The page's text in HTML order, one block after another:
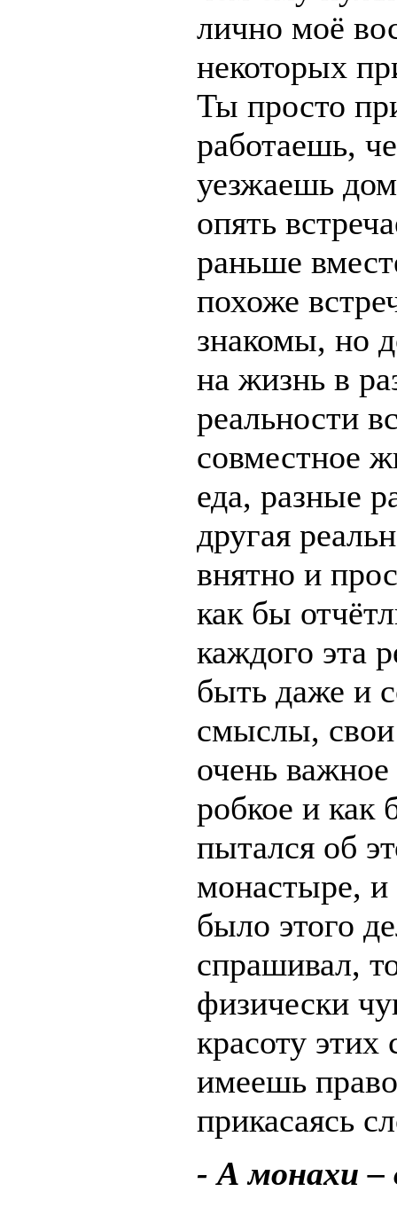
лично моё
некоторых
Ты просто
работаешь,
уезжаешь
опять
раньше
похоже
знакомы, но
на жизнь в
реальности
совместное
еда, разные
другая
внятно и
как бы
каждого эта
быть даже и
смыслы,
очень
робкое и как
пытался об
монастыре, и
было этого
спрашивал,
физически
красоту
имеешь
прикасаясь
- А монахи –